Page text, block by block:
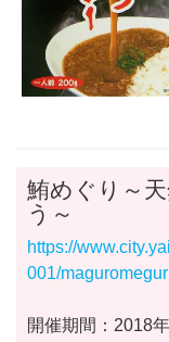
鮪めぐり～
う～
https://
001/
開催期間：2018